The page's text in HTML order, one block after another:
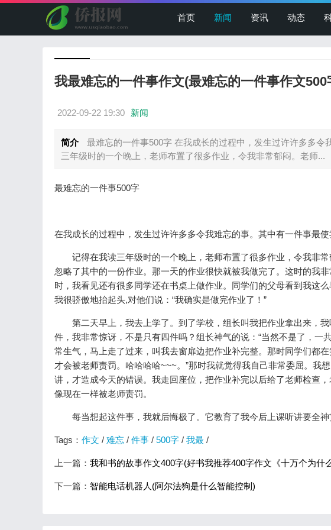
首页 新闻 资讯 动态
我最难忘的一件事作文(最难忘的一件事作文500
2022-09-22 19:30 新闻
简介
最难忘的一件事500字 在我成长的过程中，发生过许许多多
三年级时的一个晚上，老师布置了很多作业，令我非常郁闷。老师...
最难忘的一件事500字
在我成长的过程中，发生过许许多多令我难忘的事。其中有一件事最
记得在我读三年级时的一个晚上，老师布置了很多作业，令我非常
忽略了其中的一份作业。那一天的作业很快就被我做完了。这时的我
时，我看见还有很多同学还在书桌上做作业。同学们的父母看到我这
我很骄傲地抬起头,对他们说：“我确实是做完作业了！”
第二天早上，我去上学了。到了学校，组长叫我把作业拿出来，我
件，我非常惊讶，不是只有四件吗？组长神气的说：“当然不是了，一
常生气，马上走了过来，叫我去窗扉边把作业补完整。那时同学们都
才会被老师责罚。哈哈哈哈~~~。”那时我就觉得我自己非常委屈。我
讲，才造成今天的错误。我走回座位，把作业补完以后给了老师检查
像现在一样被老师责罚。
每当想起这件事，我就后悔极了。它教育了我今后上课听讲要全神
Tags： 作文 / 难忘 / 件事 / 500字 / 我最 /
上一篇： 我和书的故事作文400字(好书我推荐400字作文《十万个为什
下一篇： 智能电话机器人(阿尔法狗是什么智能控制)